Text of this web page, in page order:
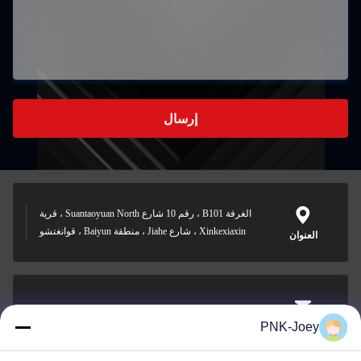
إرسال
العنوان
الغرفة B101 ، رقم 10 شارع Suantaoyuan North ، قرية
Xinkexiaxin ، شارع Jiahe ، منطقة Baiyun ، قوانغتشو
البريد
xianzhihao@gzxingchao.infoPNK-Joey